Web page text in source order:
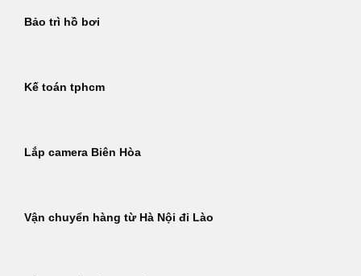
Bảo trì hồ bơi
Kế toán tphcm
Lắp camera Biên Hòa
Vận chuyển hàng từ Hà Nội đi Lào